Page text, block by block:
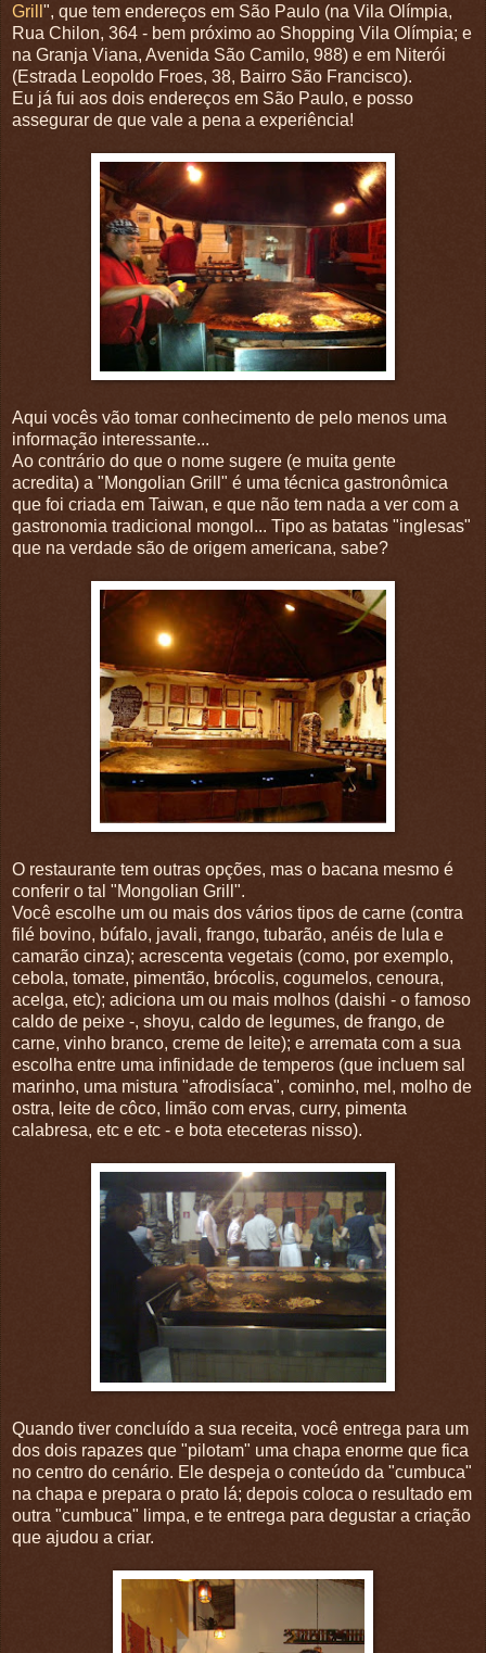
Grill ", que tem endereços em São Paulo (na Vila Olímpia,
Rua Chilon, 364 - bem próximo ao Shopping Vila Olímpia; e
na Granja Viana, Avenida São Camilo, 988) e em Niterói
(Estrada Leopoldo Froes, 38, Bairro São Francisco).
Eu já fui aos dois endereços em São Paulo, e posso
assegurar de que vale a pena a experiência!
Aqui vocês vão tomar conhecimento de pelo menos uma
informação interessante...
Ao contrário do que o nome sugere (e muita gente
acredita) a "Mongolian Grill" é uma técnica gastronômica
que foi criada em Taiwan, e que não tem nada a ver com a
gastronomia tradicional mongol... Tipo as batatas "inglesas"
que na verdade são de origem americana, sabe?
O restaurante tem outras opções, mas o bacana mesmo é
conferir o tal "Mongolian Grill".
Você escolhe um ou mais dos vários tipos de carne (contra
filé bovino, búfalo, javali, frango, tubarão, anéis de lula e
camarão cinza); acrescenta vegetais (como, por exemplo,
cebola, tomate, pimentão, brócolis, cogumelos, cenoura,
acelga, etc); adiciona um ou mais molhos (daishi - o famoso
caldo de peixe -, shoyu, caldo de legumes, de frango, de
carne, vinho branco, creme de leite); e arremata com a sua
escolha entre uma infinidade de temperos (que incluem sal
marinho, uma mistura "afrodisíaca", cominho, mel, molho de
ostra, leite de côco, limão com ervas, curry, pimenta
calabresa, etc e etc - e bota eteceteras nisso).
Quando tiver concluído a sua receita, você entrega para um
dos dois rapazes que "pilotam" uma chapa enorme que fica
no centro do cenário. Ele despeja o conteúdo da "cumbuca"
na chapa e prepara o prato lá; depois coloca o resultado em
outra "cumbuca" limpa, e te entrega para degustar a criação
que ajudou a criar.